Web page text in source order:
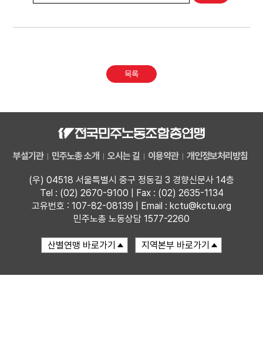
목록
부설기관 민주노총 소개 오시는 길 이용약관 개인정보처리방침
(우) 04518 서울특별시 중구 정동길 3 경향신문사 14층
Tel : (02) 2670-9100 | Fax : (02) 2635-1134
고유번호 : 107-82-08139 | Email : kctu@kctu.org
민주노총 노동상담 1577-2260
찾아보기